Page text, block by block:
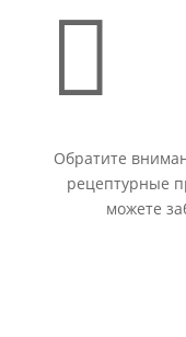

Обратите
рецептурные
можете